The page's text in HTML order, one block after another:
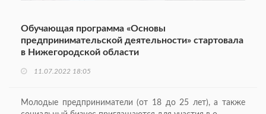
Обучающая программа «Основы
предпринимательской деятельности» стартовала
в Нижегородской области
11.07.2022 18:05
Молодые предприниматели (от 18 до 25 лет), а также